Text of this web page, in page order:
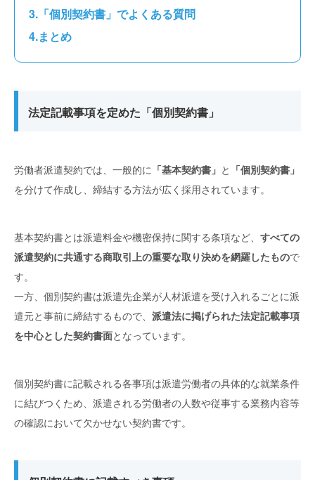
「個別契約書」でよくある質問
まとめ
法定記載事項を定めた「個別契約書」
労働者派遣契約では、一般的に 「基本契約書」 と 「個別契約書」
を分けて作成し、締結する方法が広く採用されています。
基本契約書とは派遣料金や機密保持に関する条項など、 すべての
派遣契約に共通する商取引上の重要な取り決めを網羅したもので
す。
一方、個別契約書は派遣先企業が人材派遣を受け入れるごとに派
遣元と事前に締結するもので、 派遣法に掲げられた法定記載事項
を中心とした契約書面となっています。
個別契約書に記載される各事項は派遣労働者の具体的な就業条件
に結びつくため、派遣される労働者の人数や従事する業務内容等
の確認において欠かせない契約書です。